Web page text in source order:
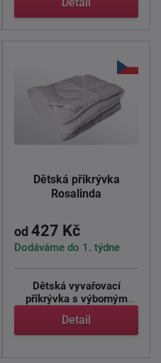
Dětská přikrývka
Rosalinda
od 427 Kč
Dodáváme do 1. týdne
Dětská vyvařovací
přikrývka s výborným
Detail